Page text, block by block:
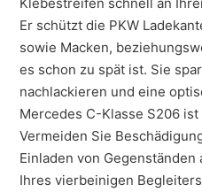
Er schützt die PKW
sowie Macken,
es schon zu spät ist. Sie
nachlackieren und eine
Mercedes C-Klasse S206
Vermeiden Sie
Einladen von
Ihres vierbeinigen